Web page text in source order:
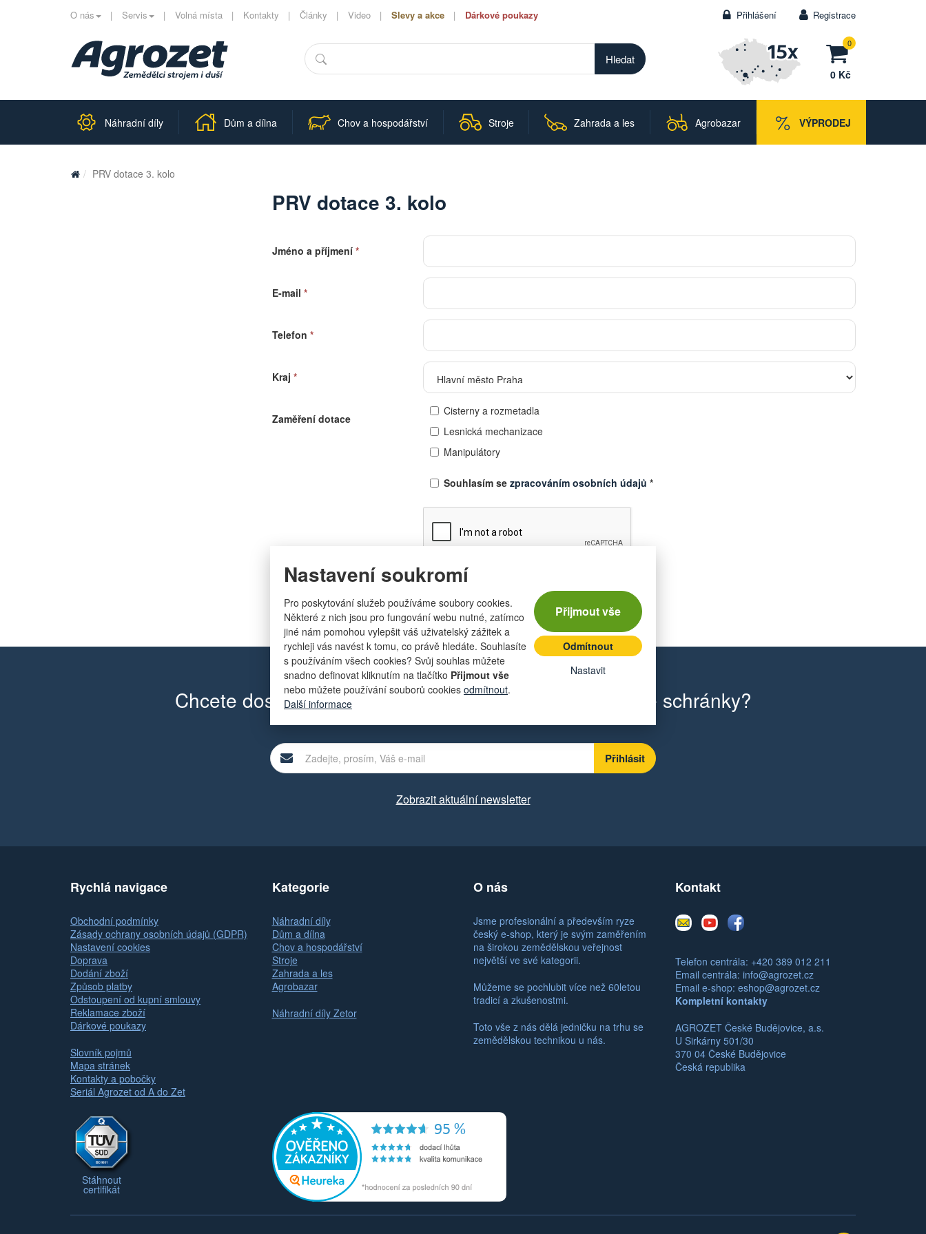
Nastavení soukromí
Pro poskytování služeb používáme soubory cookies.
Některé z nich jsou pro fungování webu nutné, zatímco
jiné nám pomohou vylepšit váš uživatelský zážitek a
rychleji vás navést k tomu, co právě hledáte. Souhlasíte
s používáním všech cookies? Svůj souhlas můžete
snadno definovat kliknutím na tlačítko Přijmout vše
nebo můžete používání souborů cookies odmítnout.
Další informace
Přijmout vše
Odmítnout
Nastavit
O nás Servis Volná místa Kontakty Články Video Slevy a akce Dárkové poukazy Přihlášení Registrace
Hledat 0
0 Kč
Náhradní díly Dům a dílna Chov a hospodářství Stroje Zahrada a les Agrobazar VÝPRODEJ
PRV dotace 3. kolo
PRV dotace 3. kolo
Jméno a příjmení*
E-mail *
Telefon *
Kraj *
Zaměření dotace
Cisterny a rozmetadla
Lesnická mechanizace
Manipulátory
Souhlasím se zpracováním osobních údajů *
* povinné položky
Chcete dostávat lákavé nabídky přímo do své e-mailové schránky?
Zobrazit aktuální newsletter
Rychlá navigace
Obchodní podmínky
Zásady ochrany osobních údajů (GDPR)
Nastavení cookies
Doprava
Dodání zboží
Způsob platby
Odstoupení od kupní smlouvy
Reklamace zboží
Dárkové poukazy
Slovník pojmů
Mapa stránek
Kontakty a pobočky
Seriál Agrozet od A do Zet
Kategorie
Náhradní díly
Dům a dílna
Chov a hospodářství
Stroje
Zahrada a les
Agrobazar
Náhradní díly Zetor
O nás
Jsme profesionální a především ryze
český e-shop, který je svým zaměřením
na širokou zemědělskou veřejnost
největší ve své kategorii.
Můžeme se pochlubit více než 60letou
tradicí a zkušenostmi.
Toto vše z nás dělá jedničku na trhu se
zemědělskou technikou u nás.
Kontakt
E-
mail
YoutubeFacebook
Telefon centrála: +420 389 012 211
Email centrála: info@agrozet.cz
Email e-shop: eshop@agrozet.cz
Kompletní kontakty
AGROZET České Budějovice, a.s.
U Sirkárny 501/30
370 04 České Budějovice
Česká republika
Stáhnout
certifikát